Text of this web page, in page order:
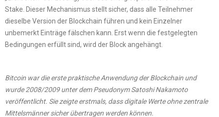
Stake. Dieser Mechanismus stellt sicher, dass alle Teilnehmer
dieselbe Version der Blockchain führen und kein Einzelner
unbemerkt Einträge fälschen kann. Erst wenn die festgelegten
Bedingungen erfüllt sind, wird der Block angehängt.
Bitcoin war die erste praktische Anwendung der Blockchain und
wurde 2008/2009 unter dem Pseudonym Satoshi Nakamoto
veröffentlicht. Sie zeigte erstmals, dass digitale Werte ohne zentrale
Mittelsmänner sicher übertragen werden können.